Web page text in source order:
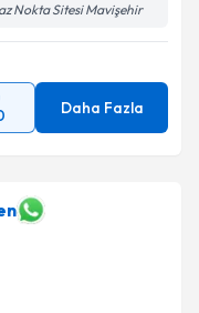
Nokta Sitesi Mavişehir
Daha Fazla